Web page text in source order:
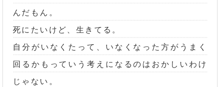
んだもん。
死にたいけど、生きてる。
自分がいなくたって、いなくなった方がうまく
回るかもっていう考えになるのはおかしいわけ
じゃない。